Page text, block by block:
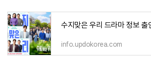
info.updokorea.com